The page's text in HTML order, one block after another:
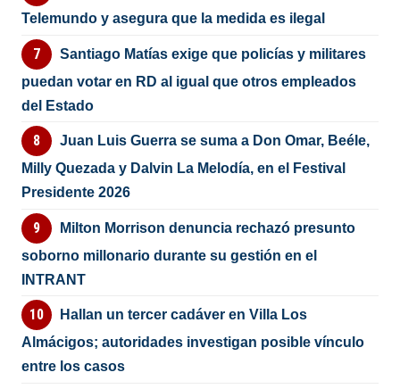
Telemundo y asegura que la medida es ilegal
Santiago Matías exige que policías y militares
puedan votar en RD al igual que otros empleados
del Estado
Juan Luis Guerra se suma a Don Omar, Beéle,
Milly Quezada y Dalvin La Melodía, en el Festival
Presidente 2026
Milton Morrison denuncia rechazó presunto
soborno millonario durante su gestión en el
INTRANT
Hallan un tercer cadáver en Villa Los
Almácigos; autoridades investigan posible vínculo
entre los casos